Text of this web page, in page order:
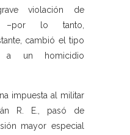
violación de
–por lo tanto,
cambió el tipo
a un homicidio
impuesta al militar
R. E., pasó de
mayor especial